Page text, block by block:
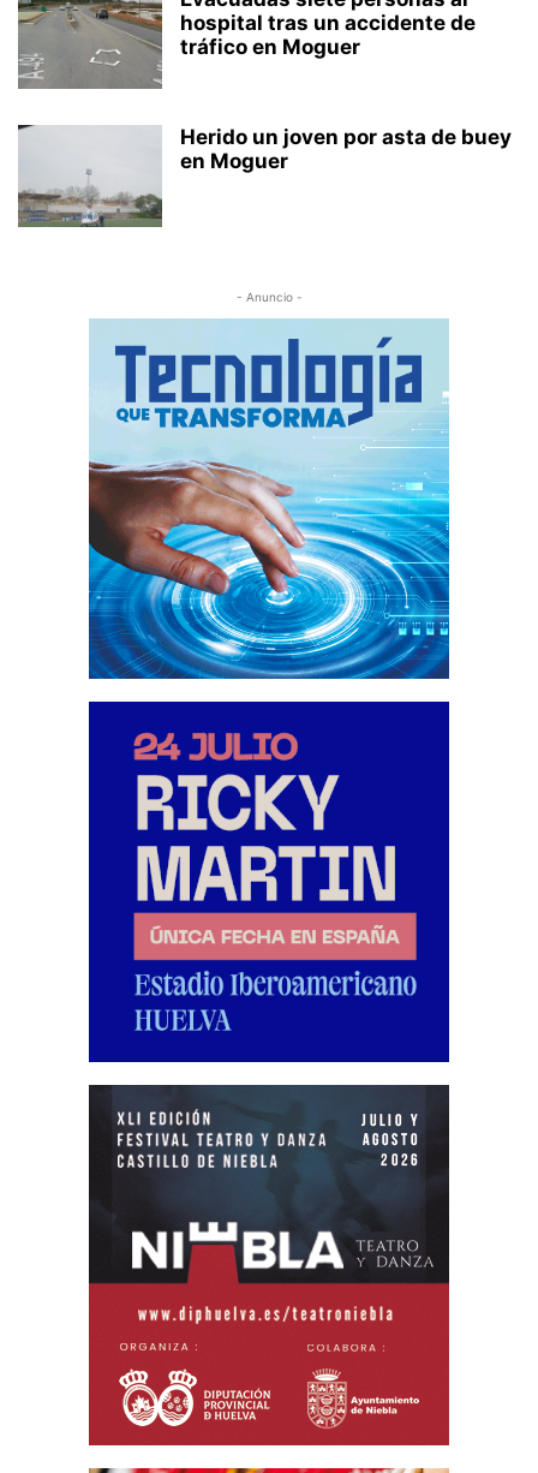
hospital tras un accidente de
tráfico en Moguer
Herido un joven por asta de buey
en Moguer
- Anuncio -